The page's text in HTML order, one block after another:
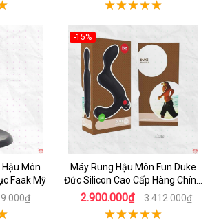
Hậu Môn
Faak Mỹ
-15%
Máy Rung Hậu Môn Fun Duke
Đức Silicon Cao Cấp Hàng Chính
Hãng
2.900.000₫ 3.412.000₫